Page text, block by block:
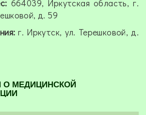
664039, Иркутская область, г.
д. 59
г. Иркутск, ул. Терешковой, д.
О МЕДИЦИНСКОЙ